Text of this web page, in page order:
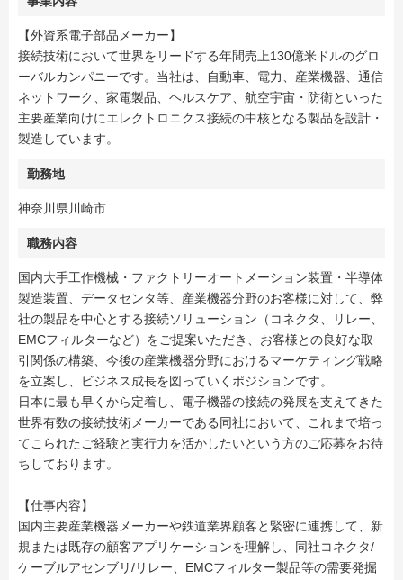
【外資系電子部品メーカー】
接続技術において世界をリードする年間売上130億米ドルのグロ
ーバルカンパニーです。当社は、自動車、電力、産業機器、通信
ネットワーク、家電製品、ヘルスケア、航空宇宙・防衛といった
主要産業向けにエレクトロニクス接続の中核となる製品を設計・
製造しています。
勤務地
神奈川県川崎市
職務内容
国内大手工作機械・ファクトリーオートメーション装置・半導体
製造装置、データセンタ等、産業機器分野のお客様に対して、弊
社の製品を中心とする接続ソリューション（コネクタ、リレー、
EMCフィルターなど）をご提案いただき、お客様との良好な取
引関係の構築、今後の産業機器分野におけるマーケティング戦略
を立案し、ビジネス成長を図っていくポジションです。
日本に最も早くから定着し、電子機器の接続の発展を支えてきた
世界有数の接続技術メーカーである同社において、これまで培っ
てこられたご経験と実行力を活かしたいという方のご応募をお待
ちしております。
【仕事内容】
国内主要産業機器メーカーや鉄道業界顧客と緊密に連携して、新
規または既存の顧客アプリケーションを理解し、同社コネクタ/
ケーブルアセンブリ/リレー、EMCフィルター製品等の需要発掘